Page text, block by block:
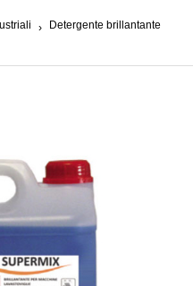
Detergente brillantante